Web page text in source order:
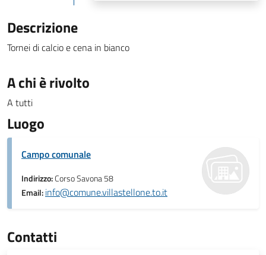
Descrizione
Tornei di calcio e cena in bianco
A chi è rivolto
A tutti
Luogo
Campo comunale
Indirizzo:Corso Savona 58
Email:info@comune.villastellone.to.it
Contatti